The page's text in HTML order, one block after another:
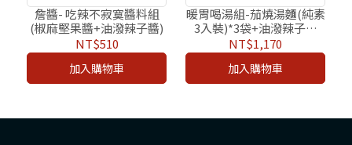
詹醬- 吃辣不寂寞醬料組
(椒麻堅果醬+油潑辣子醬)
NT$510
加入購物車
暖胃喝湯組-茄燒湯麵(純素
3入裝)*3袋+油潑辣子醬
+椒麻堅果醬
NT$1,170
加入購物車